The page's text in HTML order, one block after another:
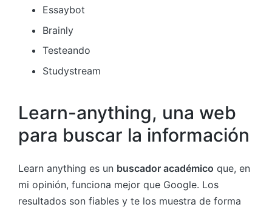
Essaybot
Brainly
Testeando
Studystream
Learn-anything, una web
para buscar la información
Learn anything es un buscador académico que, en
mi opinión, funciona mejor que Google. Los
resultados son fiables y te los muestra de forma